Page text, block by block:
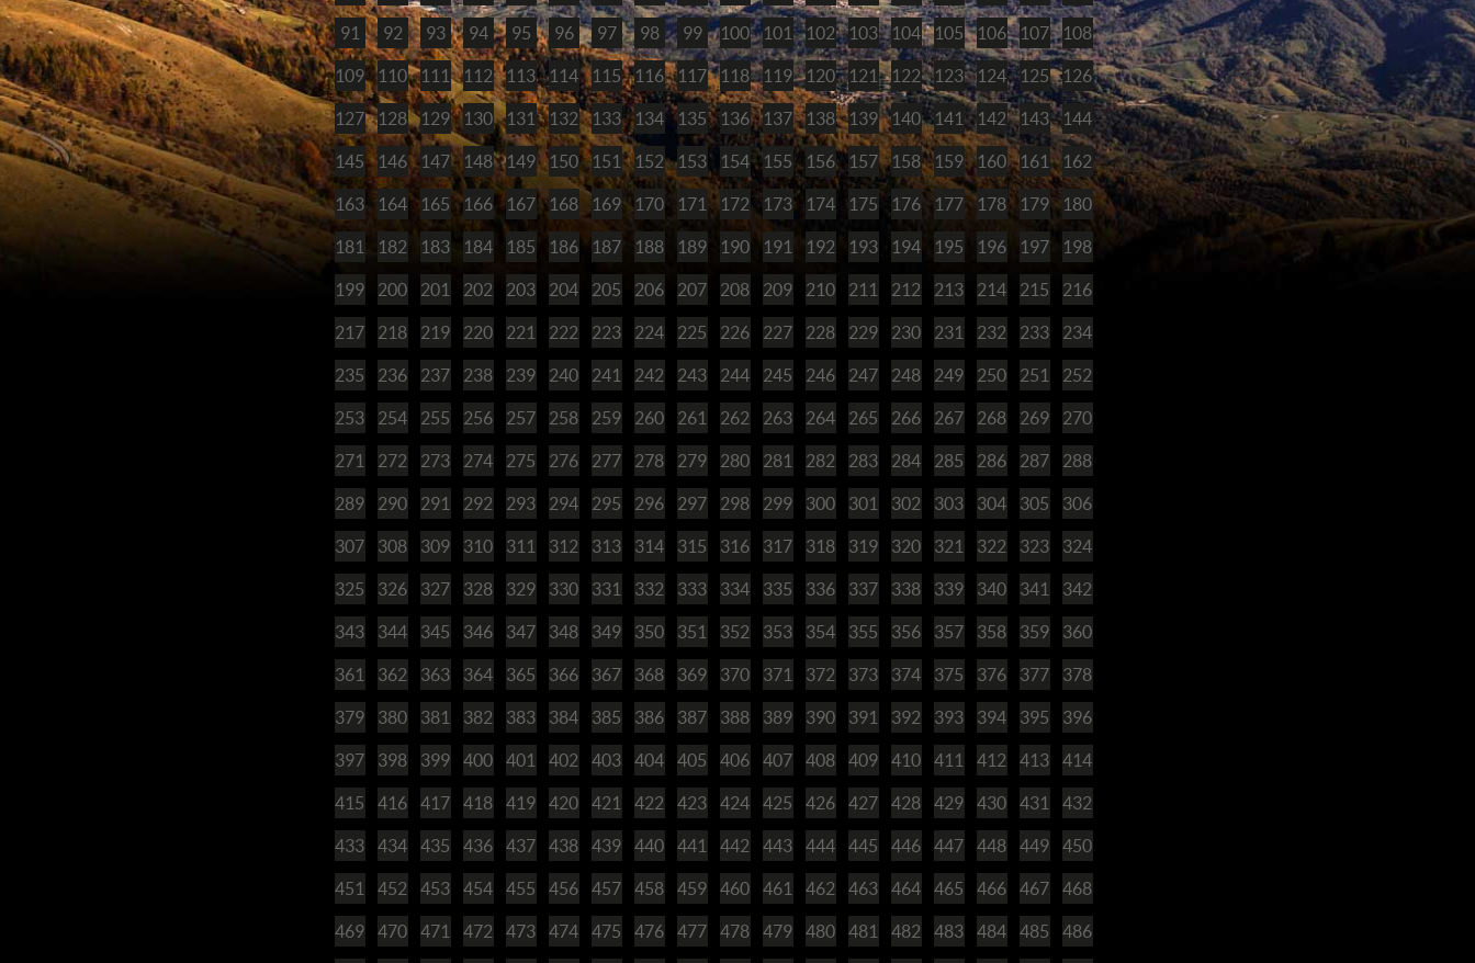
91 92 93 94 95 96 97 98 99 100 101 102 103 104 105 106 107 108
109 110 111 112 113 114 115 116 117 118 119 120 121 122 123 124 125 126
127 128 129 130 131 132 133 134 135 136 137 138 139 140 141 142 143 144
145 146 147 148 149 150 151 152 153 154 155 156 157 158 159 160 161 162
163 164 165 166 167 168 169 170 171 172 173 174 175 176 177 178 179 180
181 182 183 184 185 186 187 188 189 190 191 192 193 194 195 196 197 198
199 200 201 202 203 204 205 206 207 208 209 210 211 212 213 214 215 216
217 218 219 220 221 222 223 224 225 226 227 228 229 230 231 232 233 234
235 236 237 238 239 240 241 242 243 244 245 246 247 248 249 250 251 252
253 254 255 256 257 258 259 260 261 262 263 264 265 266 267 268 269 270
271 272 273 274 275 276 277 278 279 280 281 282 283 284 285 286 287 288
289 290 291 292 293 294 295 296 297 298 299 300 301 302 303 304 305 306
307 308 309 310 311 312 313 314 315 316 317 318 319 320 321 322 323 324
325 326 327 328 329 330 331 332 333 334 335 336 337 338 339 340 341 342
343 344 345 346 347 348 349 350 351 352 353 354 355 356 357 358 359 360
361 362 363 364 365 366 367 368 369 370 371 372 373 374 375 376 377 378
379 380 381 382 383 384 385 386 387 388 389 390 391 392 393 394 395 396
397 398 399 400 401 402 403 404 405 406 407 408 409 410 411 412 413 414
415 416 417 418 419 420 421 422 423 424 425 426 427 428 429 430 431 432
433 434 435 436 437 438 439 440 441 442 443 444 445 446 447 448 449 450
451 452 453 454 455 456 457 458 459 460 461 462 463 464 465 466 467 468
469 470 471 472 473 474 475 476 477 478 479 480 481 482 483 484 485 486